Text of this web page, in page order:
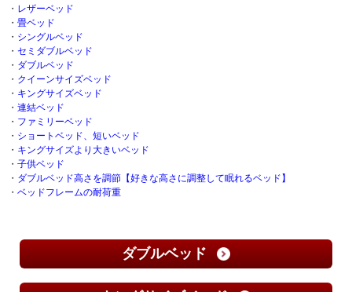
・ レザーベッド
・ 畳ベッド
・ シングルベッド
・ セミダブルベッド
・ ダブルベッド
・ クイーンサイズベッド
・ キングサイズベッド
・ 連結ベッド
・ ファミリーベッド
・ ショートベッド、短いベッド
・ キングサイズより大きいベッド
・ 子供ベッド
・ ダブルベッド高さを調節【好きな高さに調整して眠れるベッド】
・ ベッドフレームの耐荷重
ダブルベッド